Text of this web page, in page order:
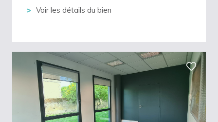
Voir les détails du bien